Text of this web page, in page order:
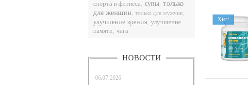
спорта и фитнеса, супы, только
для женщин, только для мужчин,
улучшение зрения, улучшение
памяти, чага
НОВОСТИ
06.07.2026
Хит!